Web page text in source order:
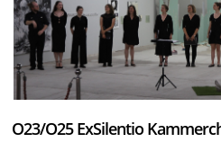
O23/O25 ExSilentio